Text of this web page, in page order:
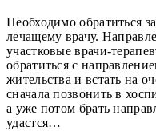
Необходимо обратиться
лечащему врачу.
участковые врачи-
обратиться с
жительства и встать на
сначала позвонить в
а уже потом брать
удастся…